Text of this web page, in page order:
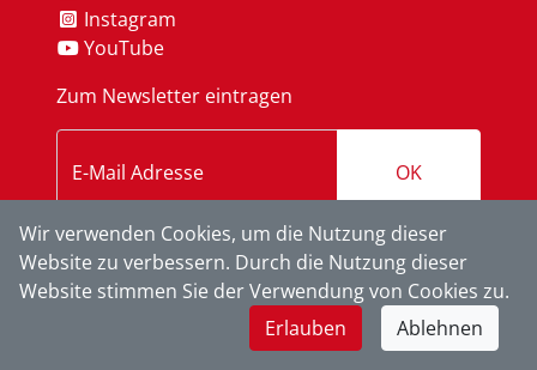
Instagram
YouTube
Zum Newsletter eintragen
OK
Wir verwenden Cookies, um die Nutzung dieser
Website zu verbessern. Durch die Nutzung dieser
Website stimmen Sie der Verwendung von Cookies zu.
Erlauben
Ablehnen